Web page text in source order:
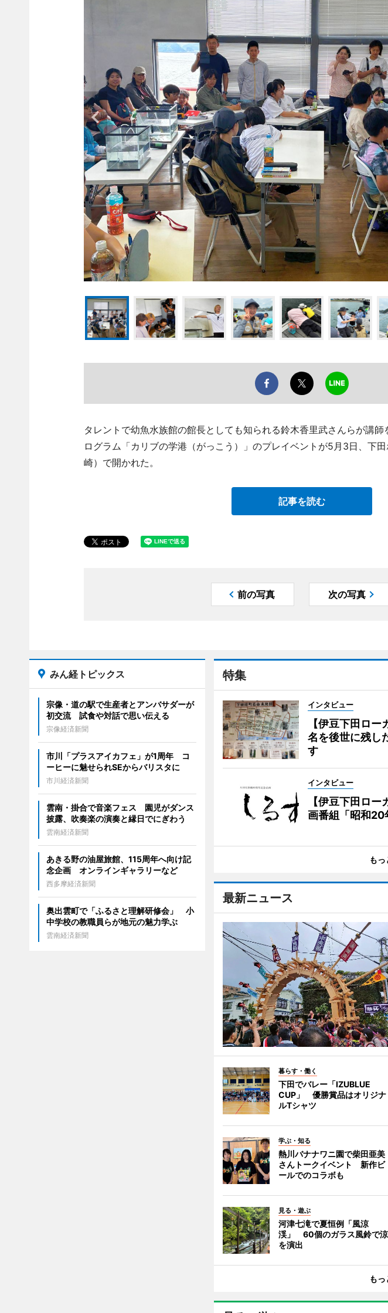
タレントで幼魚水族館の館長としても知られる鈴木香里武さんらが講
ログラム「カリブの学港（がっこう）」のプレイベントが5月3日、下
崎）で開かれた。
記事を読む
前の写真 次の写真
特集
インタビュー
【伊豆下田ロ
名を後世に残し
す
インタビュー
【伊豆下田ロ
画番組「昭和20
もっ
最新ニュース
暮らす・働く
下田でバレー「IZUBLUE
CUP」 優勝賞品はオリジナ
ルTシャツ
学ぶ・知る
熱川バナナワニ園で柴田亜美
さんトークイベント 新作ビ
ールでのコラボも
見る・遊ぶ
河津七滝で夏恒例「風涼
渓」 60個のガラス風鈴で涼
を演出
もっ
みん経トピックス
宗像・道の駅で生産者とアンバサダーが
初交流 試食や対話で思い伝える
宗像経済新聞
市川「プラスアイカフェ」が1周年 コ
ーヒーに魅せられSEからバリスタに
市川経済新聞
雲南・掛合で音楽フェス 園児がダンス
披露、吹奏楽の演奏と縁日でにぎわう
雲南経済新聞
あきる野の油屋旅館、115周年へ向け記
念企画 オンラインギャラリーなど
西多摩経済新聞
奥出雲町で「ふるさと理解研修会」 小
中学校の教職員らが地元の魅力学ぶ
雲南経済新聞